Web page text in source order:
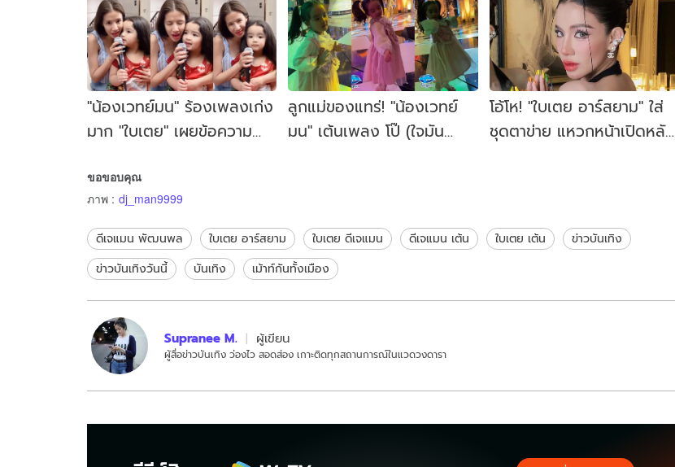
แมน"
เต็มๆ
"น้องเวทย์มน" ร้องเพลงเก่ง
มาก "ใบเตย" เผยข้อความ
ลูกแม่ของแทร่! "น้องเวทย์
มน" เต้นเพลง โป๊ (ใจมัน
โอ้โห! "ใบเตย อาร์สยาม" ใส่
ชุดตาข่าย แหวกหน้าเปิดหลัง
ขอขอบคุณ
ภาพ : dj_man9999
ดีเจแมน พัฒนพล ใบเตย อาร์สยาม ใบเตย ดีเจแมน ดีเจแมน เต้น ใบเตย เต้น
ข่าวบันเทิง
ข่าวบันเทิงวันนี้
บันเทิง เม้าท์กันทั้งเมือง
Supranee M. ผู้เขียน
ผู้สื่อข่าวบันเทิง ว่องไว สอดส่อง เกาะติดทุกสถานการณ์ในแวดวงดารา